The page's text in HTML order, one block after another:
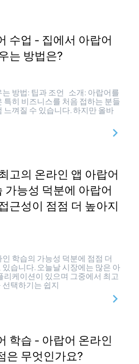
수업 - 집에서 아랍어
는 방법은?
는 방법: 팁과 조언 소개: 아랍어를
특히 비즈니스를 처음 접하는 분들
느껴질 수 있습니다. 하지만 올바
고의 온라인 앱 아랍어
가능성 덕분에 아랍어
근성이 점점 더 높아지
학습의 가능성 덕분에 점점 더
습니다. 오늘날 시장에는 많은 아
리케이션이 있으며 그중에서 최고
택하기는 쉽지
학습 - 아랍어 온라인
은 무엇인가요?